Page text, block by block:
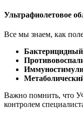
Ультрафиолетовое
Все мы знаем, как
Важно помнить, что
контролем